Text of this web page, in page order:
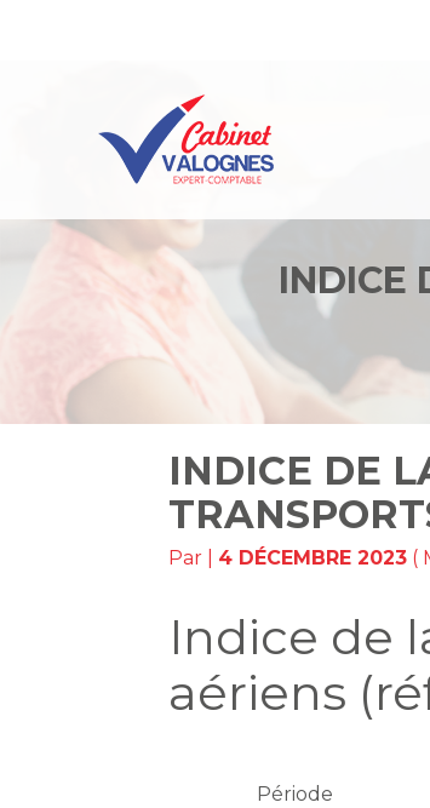
au
contenu
INDICE
INDICE DE
Par 4 DÉCEMBRE 2023 (
Indice de
aériens
Période